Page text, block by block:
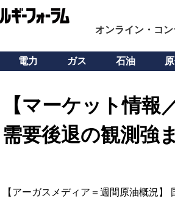
オンライン・コ
電力 ガス 石油
【マーケット情
需要後退の観測強
【アーガスメディア＝週間原油概況